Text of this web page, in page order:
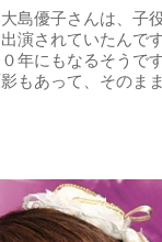
島優子さんは、子
演されていたんで
年にもなるそうで
もあって、そのま